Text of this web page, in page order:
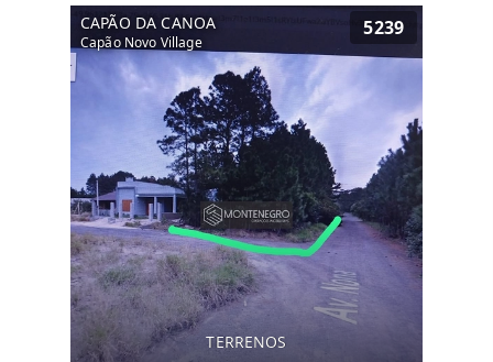
CAPÃO DA CANOA
Capão Novo Village
5239
TERRENOS